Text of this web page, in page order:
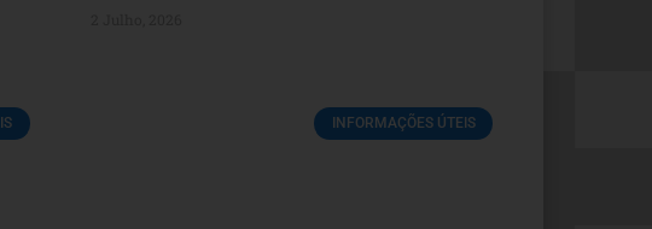
INFORMAÇÕES ÚTEIS